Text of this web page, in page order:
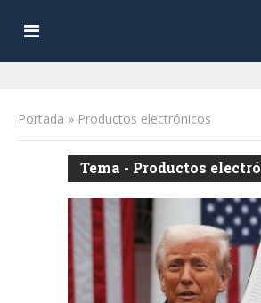
Portada » Productos electrónicos
Tema - Productos